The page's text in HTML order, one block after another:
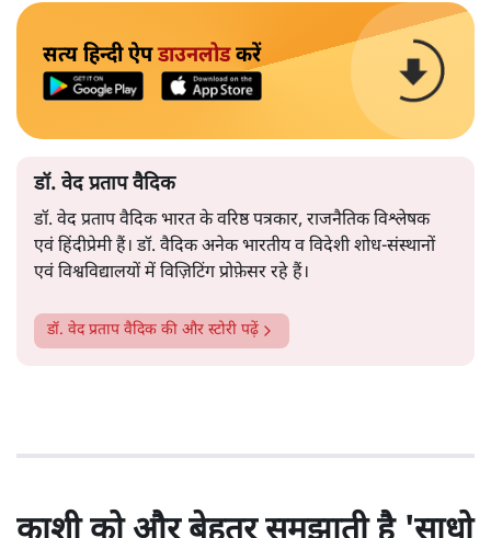
सत्य हिन्दी ऐपडाउनलोडकरें
डॉ. वेद प्रताप वैदिक
डॉ. वेद प्रताप वैदिक भारत के वरिष्ठ पत्रकार, राजनैतिक विश्लेषक
एवं हिंदीप्रेमी हैं। डॉ. वैदिक अनेक भारतीय व विदेशी शोध-संस्थानों
एवं विश्वविद्यालयों में विज़िटिंग प्रोफ़ेसर रहे हैं।
डॉ. वेद प्रताप वैदिक की और स्टोरी पढ़ें